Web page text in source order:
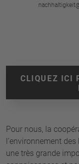
CLIQUEZ ICI
Pour nous, la
l’environnement
une très grande